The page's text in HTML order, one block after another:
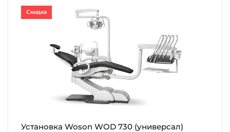
Установка Woson WOD 730 (универсал)
Скидка